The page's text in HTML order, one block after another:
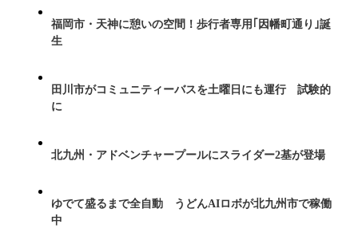
福岡市・天神に憩いの空間！歩行者専用｢因幡町通り｣誕
生
田川市がコミュニティーバスを土曜日にも運行 試験的
に
北九州・アドベンチャープールにスライダー2基が登場
ゆでて盛るまで全自動 うどんAIロボが北九州市で稼働
中